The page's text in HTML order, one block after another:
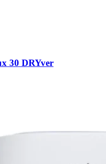
30 DRYver